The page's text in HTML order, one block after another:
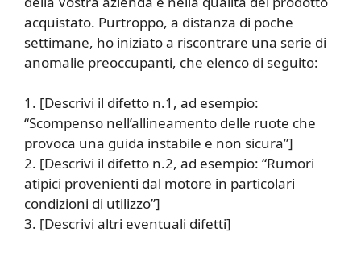
acquistato. Purtroppo, a distanza di poche
settimane, ho iniziato a riscontrare una serie di
anomalie preoccupanti, che elenco di seguito:
1. [Descrivi il difetto n.1, ad esempio:
“Scompenso nell’allineamento delle ruote che
provoca una guida instabile e non sicura”]
2. [Descrivi il difetto n.2, ad esempio: “Rumori
atipici provenienti dal motore in particolari
condizioni di utilizzo”]
3. [Descrivi altri eventuali difetti]